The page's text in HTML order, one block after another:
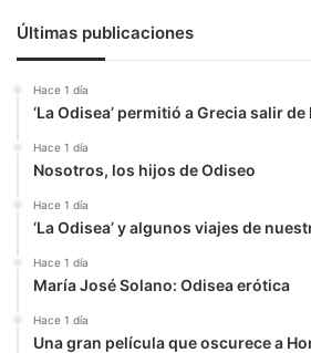
Últimas publicaciones
Hace 1 día
‘La Odisea’ permitió a Grecia salir
Hace 1 día
Nosotros, los hijos de Odiseo
Hace 1 día
‘La Odisea’ y algunos viajes de
Hace 1 día
María José Solano: Odisea erótica
Hace 1 día
Una gran película que oscurece a